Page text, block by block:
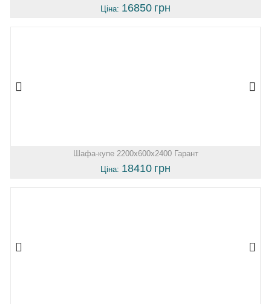
Ціна: 16850 грн
Шафа-купе 2200х600х2400 Гарант
Ціна: 18410 грн